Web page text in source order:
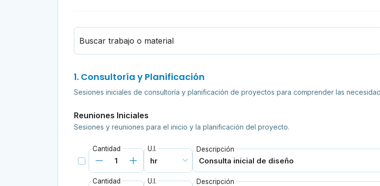
Buscar trabajo o material
1. Consultoría y Planificación
Sesiones iniciales de consultoría y planificación de proyectos para comprender las
Reuniones Iniciales
Sesiones y reuniones para el inicio y la planificación del proyecto.
Cantidad U.I. Descripción
Cantidad U.I. Descripción